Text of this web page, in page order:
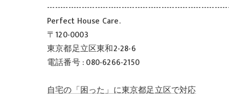
Perfect House Care.
〒120-0003
東京都足立区東和2-28-6
電話番号 : 080-6266-2150
自宅の「困った」に東京都足立区で対応